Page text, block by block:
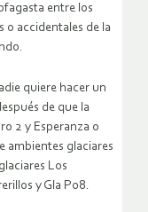
entre los
o accidentales de la
quiere hacer un
de que la
2 y Esperanza o
ambientes glaciares
Los
y Gla P08.